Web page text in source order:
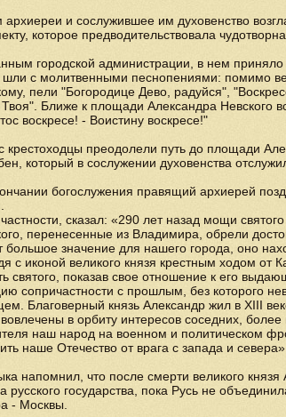
архиереи и сослужившее им духовенство
которое предводительствовала
городской администрации, в нем приняло
с молитвенными песнопениями: помимо
пели "Богородице Дево, радуйся",
Ближе к площади Александра Невского
воскресе! - Воистину воскресе!"
крестоходцы преодолели путь до площади
который в сослужении духовенства
богослужения правящий архиерей
сказал: «290 лет назад мощи
перенесенные из Владимира, обрели
большое значение для нашего города, оно
с иконой великого князя крестным ходом от
святого, показав свое отношение к его
сопричастности с прошлым, без которого
Благоверный князь Александр жил в XIII
в орбиту интересов соседних,
наш народ на военном и политическом
наше Отечество от врага с запада и
напомнил, что после смерти великого
русского государства, пока Русь не
- Москвы.